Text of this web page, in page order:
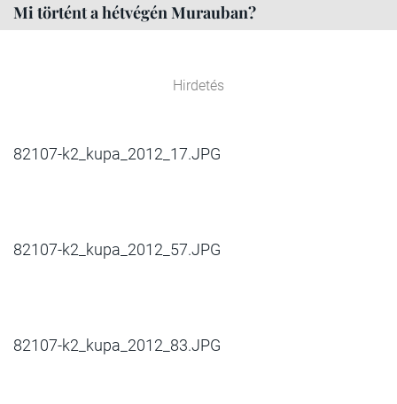
Mi történt a hétvégén Murauban?
Hirdetés
82107-k2_kupa_2012_17.JPG
82107-k2_kupa_2012_57.JPG
82107-k2_kupa_2012_83.JPG